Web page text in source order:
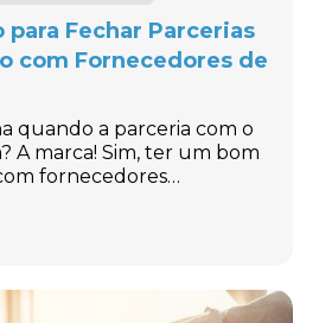
para Fechar Parcerias
com Fornecedores de
quando a parceria com o
A marca! Sim, ter um bom
fornecedores…